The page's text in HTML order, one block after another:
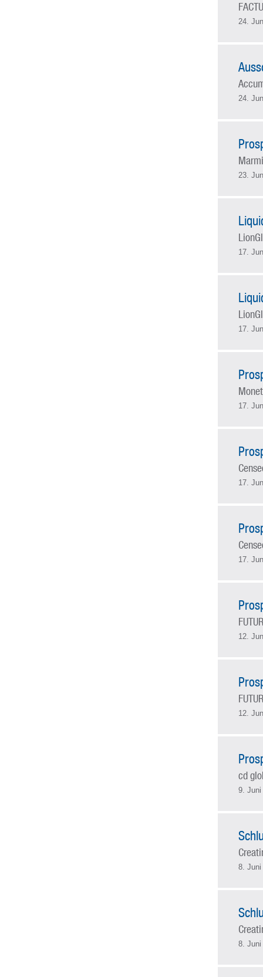
24.
24.
23.
17.
17.
17.
17.
17.
12.
12.
cd
9. Juni
8. Juni
8. Juni